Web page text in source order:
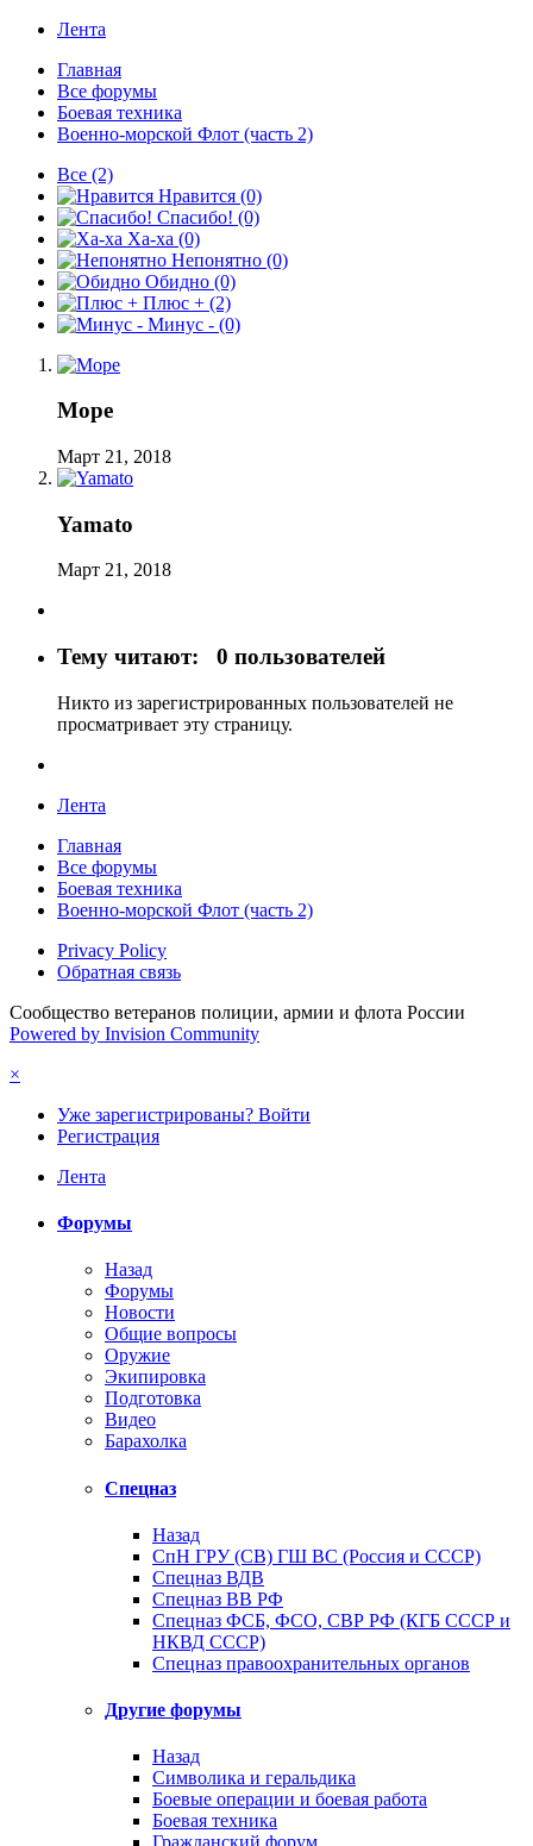
Лента
Главная
Все форумы
Боевая техника
Военно-морской Флот (часть 2)
Все (2)
Нравится (0)
Спасибо! (0)
Ха-ха (0)
Непонятно (0)
Обидно (0)
Плюс + (2)
Минус - (0)
Море
Март 21, 2018
Yamato
Март 21, 2018
Тему читают: 0 пользователей
Никто из зарегистрированных пользователей не
просматривает эту страницу.
Лента
Главная
Все форумы
Боевая техника
Военно-морской Флот (часть 2)
Privacy Policy
Обратная связь
Сообщество ветеранов полиции, армии и флота России
Powered by Invision Community
×
Уже зарегистрированы? Войти
Регистрация
Лента
Форумы
Назад
Форумы
Новости
Общие вопросы
Оружие
Экипировка
Подготовка
Видео
Барахолка
Спецназ
Назад
СпН ГРУ (СВ) ГШ ВС (Россия и СССР)
Спецназ ВДВ
Спецназ ВВ РФ
Спецназ ФСБ, ФСО, СВР РФ (КГБ СССР и
НКВД СССР)
Спецназ правоохранительных органов
Другие форумы
Назад
Символика и геральдика
Боевые операции и боевая работа
Боевая техника